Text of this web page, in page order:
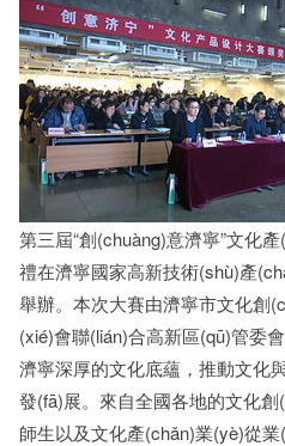
第三屆“創(chuàng)意濟寧”文化
禮在濟寧國家高新技術(shù)產
舉辦。本次大賽由濟寧市文化創
(xié)會聯(lián)合高新區(qū)管委
濟寧深厚的文化底蘊，推動文化
發(fā)展。來自全國各地的文化
師生以及文化產(chǎn)業(yè)從